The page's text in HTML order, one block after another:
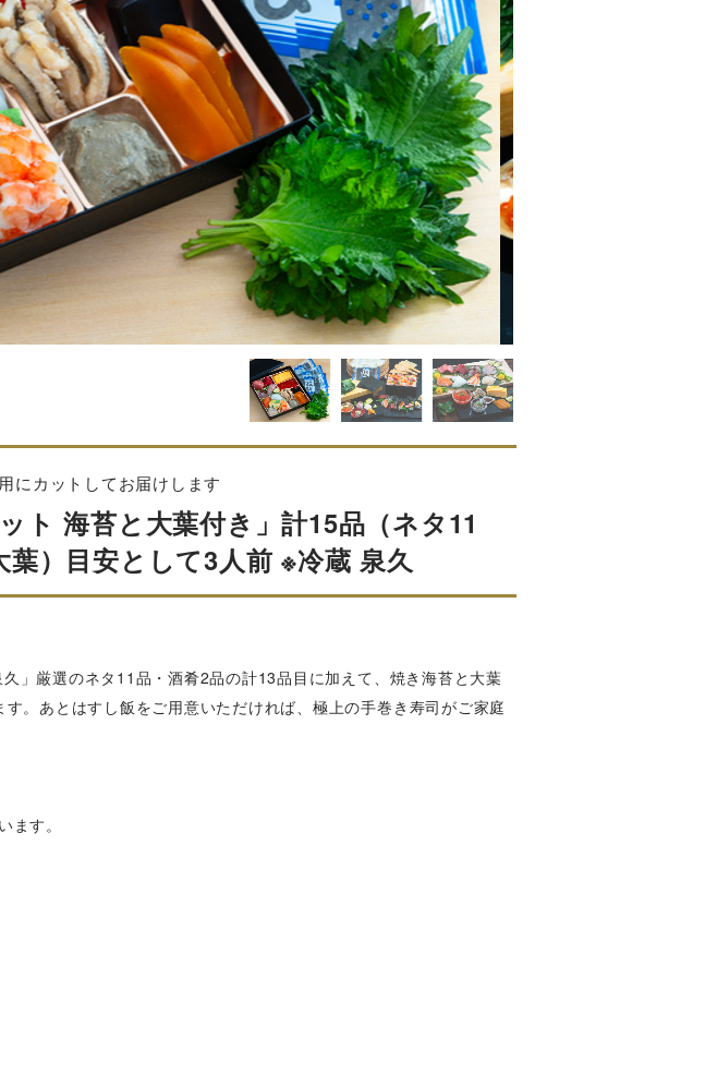
にカットしてお届けします
ト 海苔と大葉付き」計15品（ネタ11
）目安として3人前 ※冷蔵 泉久
」厳選のネタ11品・酒肴2品の計13品目に加えて、焼き海苔と大葉
。あとはすし飯をご用意いただければ、極上の手巻き寿司がご家庭
す。